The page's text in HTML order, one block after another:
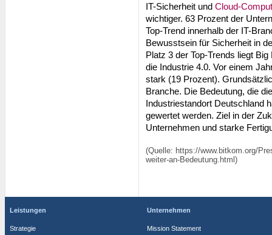
IT-Sicherheit und Cloud-
wichtiger. 63 Prozent der
Top-Trend innerhalb der IT-
Bewusstsein für Sicherheit in
Platz 3 der Top-Trends liegt
die Industrie 4.0. Vor einem
stark (19 Prozent).
Branche. Die Bedeutung, die
Industriestandort Deutschland
gewertet werden. Ziel in der
Unternehmen und starke
(Quelle: https://www.bitkom.org/
weiter-an-Bedeutung.html)
Leistungen
Strategie
Unternehmen
Mission Statement